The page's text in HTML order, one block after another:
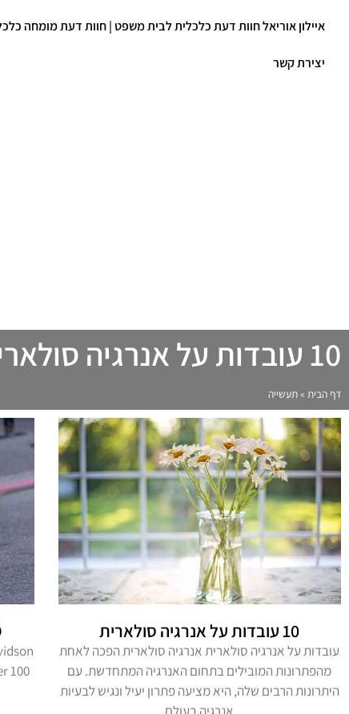
איילון אוריאל חוות דעת כלכלית לבית משפט | חוות דעת מומחה
יצירת קשר
10 עובדות על אנרגיה סולארית
דף הבית »תעשייה
10 עובדות על אנרגיה סולארית
עובדות על אנרגיה סולארית אנרגיה סולארית הפכה לאחת
מהפתרונות המובילים בתחום האנרגיה המתחדשת. עם
היתרונות הרבים שלה, היא מציעה פתרון יעיל ונגיש לבעיות
100